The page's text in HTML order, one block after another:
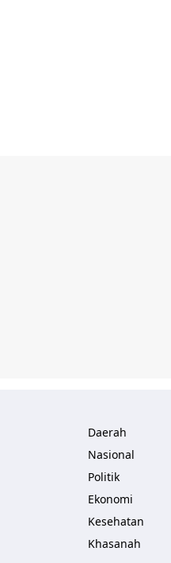
Daerah
Nasional
Politik
Ekonomi
Kesehatan
Khasanah